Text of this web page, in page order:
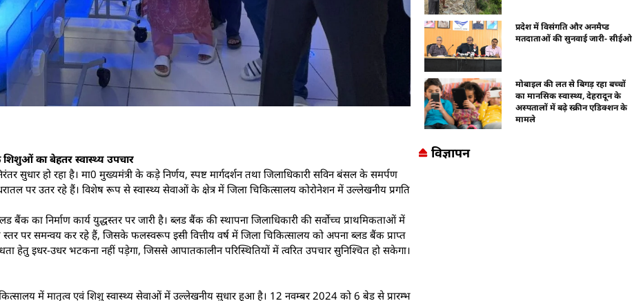
का बेहतर स्वास्थ्य उपचार
सुधार हो रहा है। मा0 मुख्यमंत्री के कड़े निर्णय, स्पष्ट मार्गदर्शन तथा जिलाधिकारी सविन बंसल के समर्पण
पर उतर रहे हैं। विशेष रूप से स्वास्थ्य सेवाओं के क्षेत्र में जिला चिकित्सालय कोरोनेशन में उल्लेखनीय प्रगति
का निर्माण कार्य युद्धस्तर पर जारी है। ब्लड बैंक की स्थापना जिलाधिकारी की सर्वाेच्च प्राथमिकताओं में
स्तर पर समन्वय कर रहे हैं, जिसके फलस्वरूप इसी वित्तीय वर्ष में जिला चिकित्सालय को अपना ब्लड बैंक प्राप्त
हेतु इधर-उधर भटकना नहीं पड़ेगा, जिससे आपातकालीन परिस्थितियों में त्वरित उपचार सुनिश्चित हो सकेगा।
में मातृत्व एवं शिशु स्वास्थ्य सेवाओं में उल्लेखनीय सुधार हुआ है। 12 नवम्बर 2024 को 6 बेड से प्रारम्भ
प्रदेश में विसंगति और अनमैप्ड
मतदाताओं की सुनवाई जारी- सीईओ
मोबाइल की लत से बिगड़ रहा बच्चों
का मानसिक स्वास्थ्य, देहरादून के
अस्पतालों में बढ़े स्क्रीन एडिक्शन के
मामले
विज्ञापन